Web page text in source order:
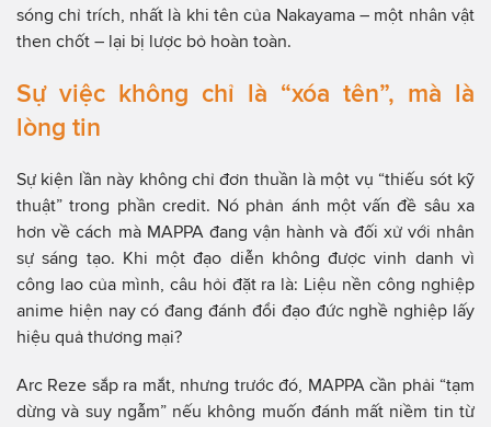
sóng chỉ trích, nhất là khi tên của Nakayama – một nhân vật
then chốt – lại bị lược bỏ hoàn toàn.
Sự việc không chỉ là “xóa tên”, mà là
lòng tin
Sự kiện lần này không chỉ đơn thuần là một vụ “thiếu sót kỹ
thuật” trong phần credit. Nó phản ánh một vấn đề sâu xa
hơn về cách mà MAPPA đang vận hành và đối xử với nhân
sự sáng tạo. Khi một đạo diễn không được vinh danh vì
công lao của mình, câu hỏi đặt ra là: Liệu nền công nghiệp
anime hiện nay có đang đánh đổi đạo đức nghề nghiệp lấy
hiệu quả thương mại?
Arc Reze sắp ra mắt, nhưng trước đó, MAPPA cần phải “tạm
dừng và suy ngẫm” nếu không muốn đánh mất niềm tin từ